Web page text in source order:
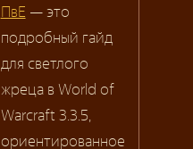
ПвЕ — это
подробный гайд
для светлого
жреца в World of
Warcraft 3.3.5,
ориентированное